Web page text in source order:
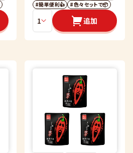
#簡単便利👍
#色々セットで📦
追加